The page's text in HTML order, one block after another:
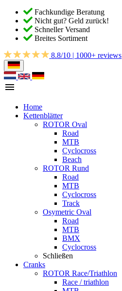
Fachkundige Beratung
Nicht gut? Geld zurück!
Schneller Versand
Breites Sortiment
8.8/10 | 1000+ reviews
Home
Kettenblätter
ROTOR Oval
Road
MTB
Cyclocross
Beach
ROTOR Rund
Road
MTB
Cyclocross
Track
Osymetric Oval
Road
MTB
BMX
Cyclocross
Schließen
Cranks
ROTOR Race/Triathlon
Race / triathlon